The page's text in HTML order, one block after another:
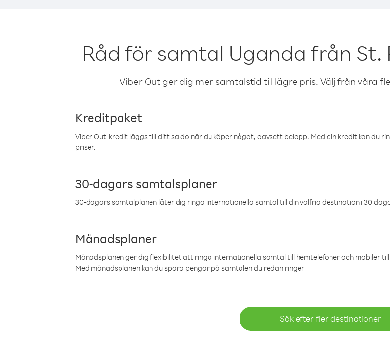
Råd för samtal Uganda från St.
Viber Out ger dig mer samtalstid till lägre pris. Välj från våra
Kreditpaket
Viber Out-kredit läggs till ditt saldo när du köper något, oavsett belopp. Med din kredit kan du
priser.
30-dagars samtalsplaner
30-dagars samtalplanen låter dig ringa internationella samtal till din valfria destination i 30
Månadsplaner
Månadsplanen ger dig flexibilitet att ringa internationella samtal till hemtelefoner och mobiler
Med månadsplanen kan du spara pengar på samtalen du redan ringer
Sök efter fler destinationer